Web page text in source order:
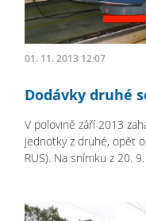
01. 11. 2013 12:07
Dodávky druhé
V polovině září 2013
jednotky z druhé, opět
RUS). Na snímku z 20.